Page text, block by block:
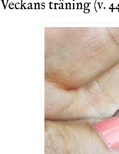
Veckans träning (v.